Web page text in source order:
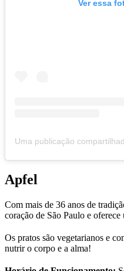
Ver essa
Apfel
Com mais de 36 anos de
coração de São Paulo e
Os pratos são vegetarianos e
nutrir o corpo e a alma!